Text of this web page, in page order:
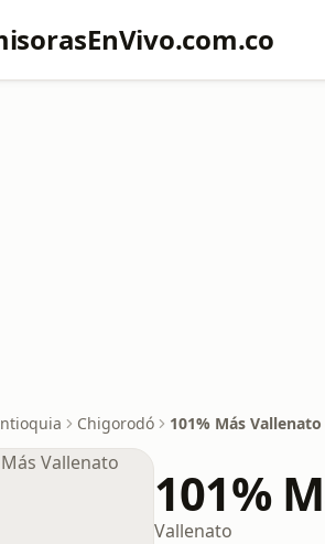
Chigorodó 101% Más Vallenato
101%
Vallenato